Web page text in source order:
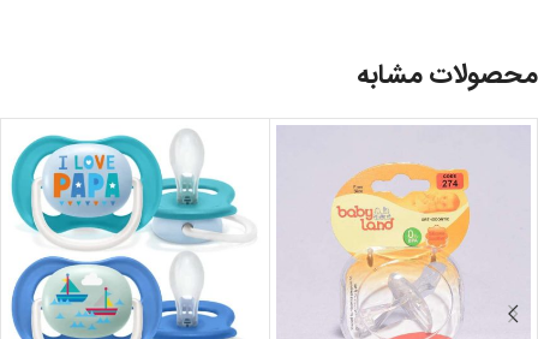
محصولات مشابه